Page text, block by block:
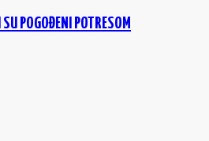
POGOĐENI POTRESOM